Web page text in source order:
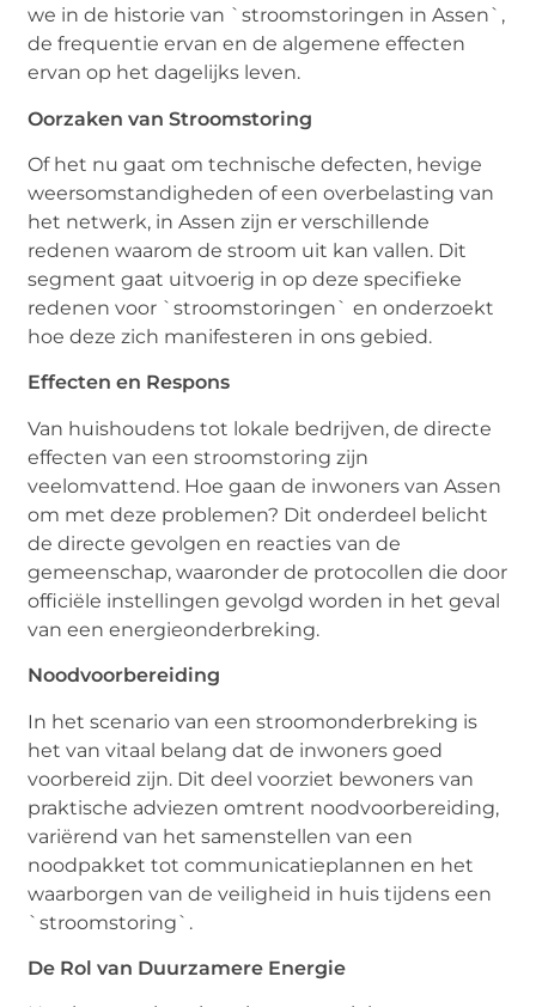
we in de historie van `stroomstoringen in Assen`,
de frequentie ervan en de algemene effecten
ervan op het dagelijks leven.
Oorzaken van Stroomstoring
Of het nu gaat om technische defecten, hevige
weersomstandigheden of een overbelasting van
het netwerk, in Assen zijn er verschillende
redenen waarom de stroom uit kan vallen. Dit
segment gaat uitvoerig in op deze specifieke
redenen voor `stroomstoringen` en onderzoekt
hoe deze zich manifesteren in ons gebied.
Effecten en Respons
Van huishoudens tot lokale bedrijven, de directe
effecten van een stroomstoring zijn
veelomvattend. Hoe gaan de inwoners van Assen
om met deze problemen? Dit onderdeel belicht
de directe gevolgen en reacties van de
gemeenschap, waaronder de protocollen die door
officiële instellingen gevolgd worden in het geval
van een energieonderbreking.
Noodvoorbereiding
In het scenario van een stroomonderbreking is
het van vitaal belang dat de inwoners goed
voorbereid zijn. Dit deel voorziet bewoners van
praktische adviezen omtrent noodvoorbereiding,
variërend van het samenstellen van een
noodpakket tot communicatieplannen en het
waarborgen van de veiligheid in huis tijdens een
`stroomstoring`.
De Rol van Duurzamere Energie